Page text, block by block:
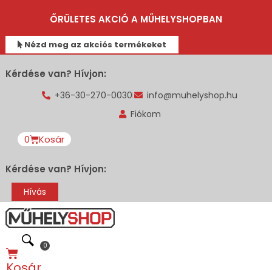
ŐRÜLETES AKCIÓ A MŰHELYSHOPBAN
Nézd meg az akciós termékeket
Kérdése van? Hívjon:
+36-30-270-0030
info@muhelyshop.hu
Fiókom
0 Kosár
Kérdése van? Hívjon:
Hívás
0